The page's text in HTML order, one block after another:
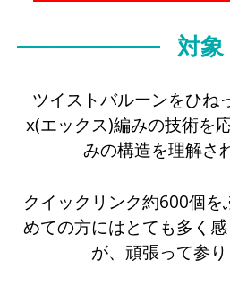
対象
ツイストバルーンをひね
x(エックス)編みの技術を
みの構造を理解さ
クイックリンク約600個を
めての方にはとても多く
が、頑張って参り